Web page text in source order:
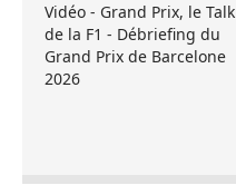
Vidéo - Grand Prix, le Talk
de la F1 - Débriefing du
Grand Prix de Barcelone
2026